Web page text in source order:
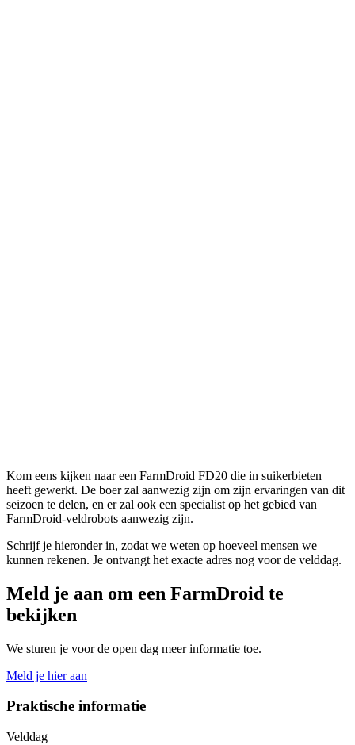
Kom eens kijken naar een FarmDroid FD20 die in suikerbieten
heeft gewerkt. De boer zal aanwezig zijn om zijn ervaringen van dit
seizoen te delen, en er zal ook een specialist op het gebied van
FarmDroid-veldrobots aanwezig zijn.
Schrijf je hieronder in, zodat we weten op hoeveel mensen we
kunnen rekenen. Je ontvangt het exacte adres nog voor de velddag.
Meld je aan om een FarmDroid te
bekijken
We sturen je voor de open dag meer informatie toe.
Meld je hier aan
Praktische informatie
Velddag